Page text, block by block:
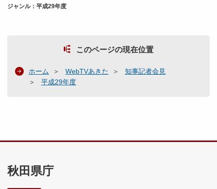
ジャンル：平成29年度
このページの現在位置
ホーム WebTVあきた
知事記者会見
平成29年度
秋田県庁